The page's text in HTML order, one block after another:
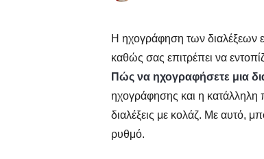
Η ηχογράφηση των διαλέξεων
καθώς σας επιτρέπει να
Πώς να ηχογραφήσετε μια
ηχογράφησης και η κατάλληλη
διαλέξεις με κολάζ. Με αυτό,
ρυθμό.